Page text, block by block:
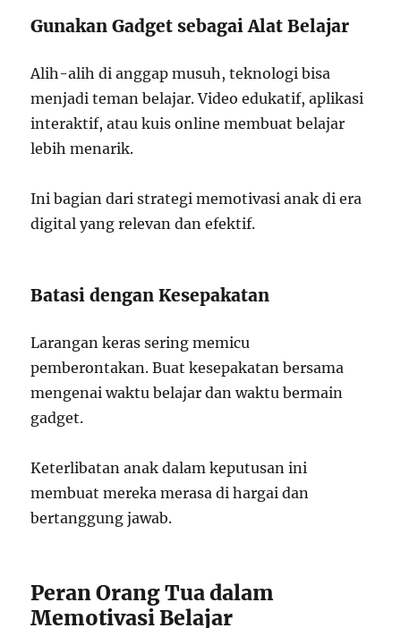
Gunakan Gadget sebagai Alat Belajar
Alih-alih di anggap musuh, teknologi bisa
menjadi teman belajar. Video edukatif, aplikasi
interaktif, atau kuis online membuat belajar
lebih menarik.
Ini bagian dari strategi memotivasi anak di era
digital yang relevan dan efektif.
Batasi dengan Kesepakatan
Larangan keras sering memicu
pemberontakan. Buat kesepakatan bersama
mengenai waktu belajar dan waktu bermain
gadget.
Keterlibatan anak dalam keputusan ini
membuat mereka merasa di hargai dan
bertanggung jawab.
Peran Orang Tua dalam
Memotivasi Belajar